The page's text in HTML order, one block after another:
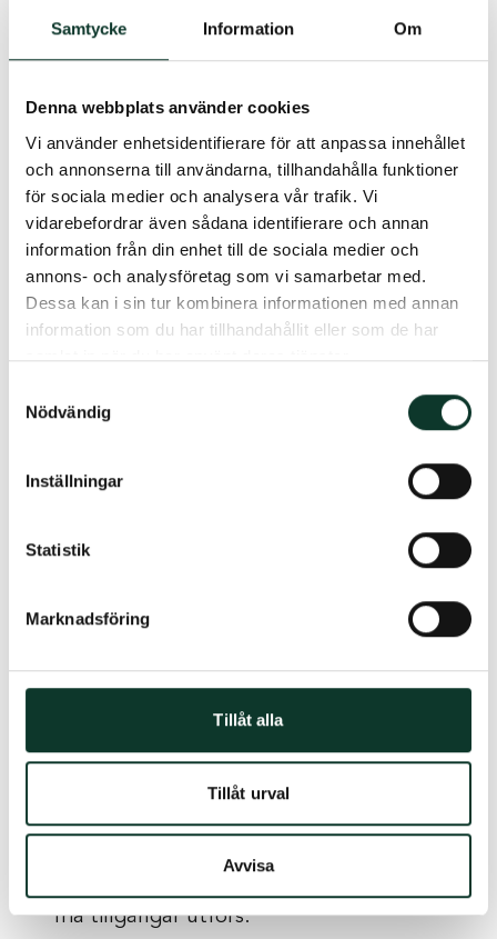
Samtycke Information Om
Denna webbplats använder cookies
Vi använder enhetsidentifierare för att anpassa innehållet
och annonserna till användarna, tillhandahålla funktioner
för sociala medier och analysera vår trafik. Vi
vidarebefordrar även sådana identifierare och annan
information från din enhet till de sociala medier och
annons- och analysföretag som vi samarbetar med.
Dessa kan i sin tur kombinera informationen med annan
information som du har tillhandahållit eller som de har
samlat in när du har använt deras tjänster.
Nödvändig
Inställningar
Statistik
Marknadsföring
Tillåt alla
Tillåt urval
Avvisa
åtgärder.
beträffande nya produkter, och vid behov
besluta om:
– de närmare detaljerna vid placering i en ny
alternativ tillgång.
– vilka externa förvaltare som ska anlitas och
hur förvaltningsuppdragen ska utformas.
Läs mer omarbetsutskottet.
Inom Kapitalförvaltningen ansvarar VD för:
att aktivt följa utvecklingen av
placeringsverksamheten och rapportera om
att beslut av styrelsen och AU verkställs.
att hålla löpande kontakt med externa
förvaltare och depåbank.
att den rapportering och uppföljning som
ska ske enligt placeringsriktlinjerna utförs.
att det minst en gång om året görs en
översyn av placeringsriktlinjerna.
att överföring av kapital mellan
fria tillgångar utförs.